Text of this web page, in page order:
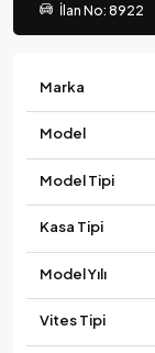
İlan No: 8922
Marka
Model
Model Tipi
Kasa Tipi
Model Yılı
Vites Tipi